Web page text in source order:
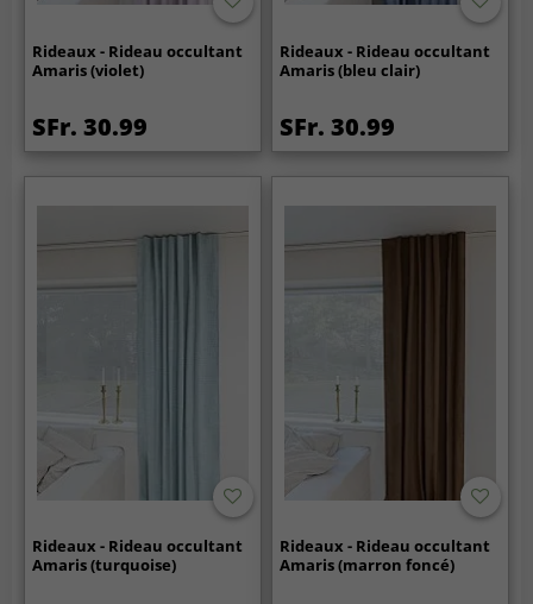
Rideaux - Rideau occultant
Amaris (violet)
SFr. 30.99
Rideaux - Rideau occultant
Amaris (bleu clair)
SFr. 30.99
Rideaux - Rideau occultant
Amaris (turquoise)
Rideaux - Rideau occultant
Amaris (marron foncé)